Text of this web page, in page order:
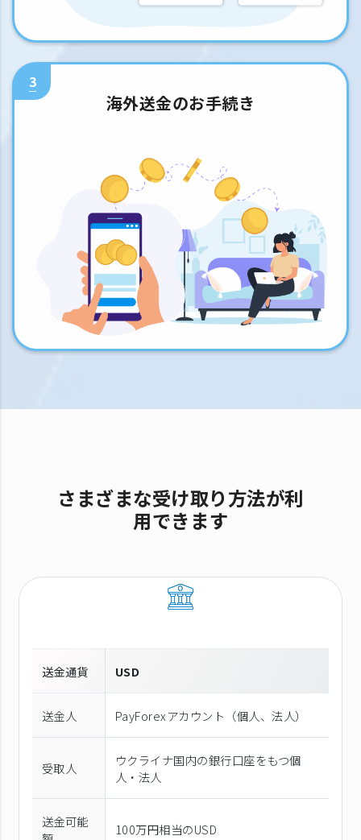
3
海外送金のお手続き
さまざまな受け取り方法が利
用できます
送金通貨 USD
送金人 PayForexアカウント（個⼈、法⼈）
受取人
ウクライナ国内の銀行口座をもつ個
人・法人
送金可能
100万円相当のUSD